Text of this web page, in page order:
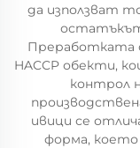
да използват
остатъкът
Преработката
HACCP обекти,
контрол
ивици се
форма, което